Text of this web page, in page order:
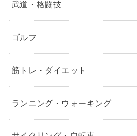
武道・格闘技
ゴルフ
筋トレ・ダイエット
ランニング・ウォーキング